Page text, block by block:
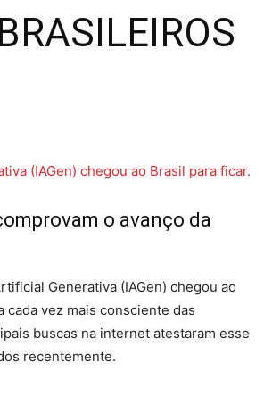
o avanço da
Generativa (IAGen) chegou ao
cada vez mais consciente das
buscas na internet atestaram esse
recentemente.